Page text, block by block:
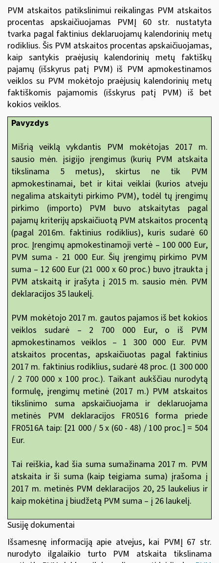
PVM atskaitos patikslinimui reikalingas PVM atskaitos
procentas apskaičiuojamas PVMĮ 60 str. nustatyta
tvarka pagal faktinius deklaruojamų kalendorinių metų
rodiklius. Šis PVM atskaitos procentas apskaičiuojamas,
kaip santykis praėjusių kalendorinių metų faktiškų
pajamų (išskyrus patį PVM) iš PVM apmokestinamos
veiklos su PVM mokėtojo praėjusių kalendorinių metų
faktiškomis pajamomis (išskyrus patį PVM) iš bet
kokios veiklos.
Pavyzdys
Mišrią veiklą vykdantis PVM mokėtojas 2017 m.
sausio mėn. įsigijo įrengimus (kurių PVM atskaita
tikslinama 5 metus), skirtus ne tik PVM
apmokestinamai, bet ir kitai veiklai (kurios atveju
negalima atskaityti pirkimo PVM), todėl tų įrengimų
pirkimo (importo) PVM buvo atskaitytas pagal
pajamų kriterijų apskaičiuotą PVM atskaitos procentą
(pagal 2016m. faktinius rodiklius), kuris sudarė 60
proc. Įrengimų apmokestinamoji vertė – 100 000 Eur,
PVM suma - 21 000 Eur. Šių įrengimų pirkimo PVM
suma – 12 600 Eur (21 000 x 60 proc.) buvo įtraukta į
PVM atskaitą ir įrašyta į 2015 m. sausio mėn. PVM
deklaracijos 35 laukelį.
PVM mokėtojo 2017 m. gautos pajamos iš bet kokios
veiklos sudarė – 2 700 000 Eur, o iš PVM
apmokestinamos veiklos – 1 300 000 Eur. PVM
atskaitos procentas, apskaičiuotas pagal faktinius
2017 m. faktinius rodiklius, sudarė 48 proc. (1 300 000
/ 2 700 000 x 100 proc.). Taikant aukščiau nurodytą
formulę, įrengimų metinė (2017 m.) PVM atskaitos
tikslinimo suma apskaičiuojama ir deklaruojama
metinės PVM deklaracijos FR0516 forma priede
FR0516A taip: [21 000 / 5 x (60 - 48) / 100 proc.] = 504
Eur.
Tai reiškia, kad šia suma sumažinama 2017 m. PVM
atskaita ir ši suma (kaip teigiama suma) įrašoma į
2017 m. metinės PVM deklaracijos 20, 25 laukelius ir
kaip mokėtina į biudžetą PVM suma – į 26 laukelį.
Susiję dokumentai
Išsamesnę informaciją apie atvejus, kai PVMĮ 67 str.
nurodyto ilgalaikio turto PVM atskaita tikslinama